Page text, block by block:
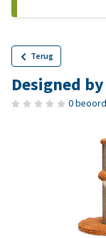
Terug
Designed
0